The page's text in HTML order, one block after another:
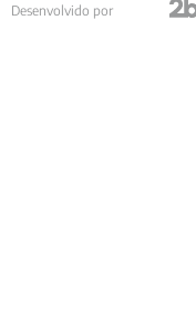
Desenvolvido por